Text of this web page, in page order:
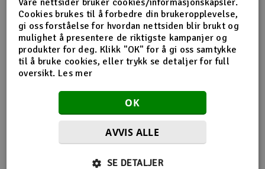
nybegynnerutstyr og avanserte løsninger hos samme
leverandør. Da internett for alvor endret
handelsmønstrene på 2000-tallet, satset Norwegian
Modellers tidlig på netthandel. Nettbutikken modellers.no
gjorde det mulig for kunder fra hele landet å handle
spesialprodukter som tidligere ofte bare var tilgjengelige i
større byer. Samtidig fortsatte selskapet å drive fysisk
Cookies brukes til å forbedre din brukeropplevelse,
gi oss forståelse for hvordan nettsiden blir brukt og
mulighet å presentere de riktigste kampanjer og
produkter for deg. Klikk "OK" for å gi oss samtykke
til å bruke cookies, eller trykk se detaljer for full
oversikt. Les mer
OK
AVVIS ALLE
SE DETALJER